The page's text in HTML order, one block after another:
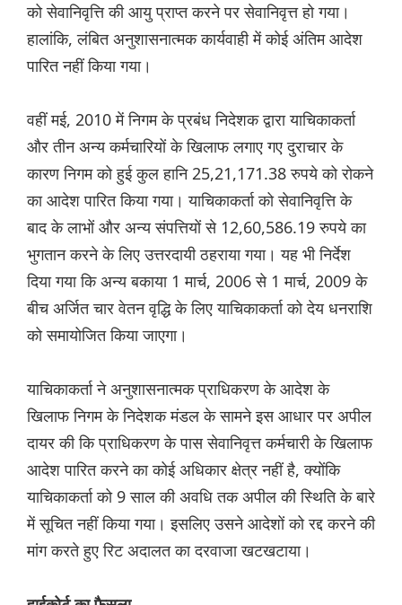
को सेवानिवृत्ति की आयु प्राप्त करने पर सेवानिवृत्त हो गया।
हालांकि, लंबित अनुशासनात्मक कार्यवाही में कोई अंतिम आदेश
पारित नहीं किया गया।
वहीं मई, 2010 में निगम के प्रबंध निदेशक द्वारा याचिकाकर्ता
और तीन अन्य कर्मचारियों के खिलाफ लगाए गए दुराचार के
कारण निगम को हुई कुल हानि 25,21,171.38 रुपये को रोकने
का आदेश पारित किया गया। याचिकाकर्ता को सेवानिवृत्ति के
बाद के लाभों और अन्य संपत्तियों से 12,60,586.19 रुपये का
भुगतान करने के लिए उत्तरदायी ठहराया गया। यह भी निर्देश
दिया गया कि अन्य बकाया 1 मार्च, 2006 से 1 मार्च, 2009 के
बीच अर्जित चार वेतन वृद्धि के लिए याचिकाकर्ता को देय धनराशि
को समायोजित किया जाएगा।
याचिकाकर्ता ने अनुशासनात्मक प्राधिकरण के आदेश के
खिलाफ निगम के निदेशक मंडल के सामने इस आधार पर अपील
दायर की कि प्राधिकरण के पास सेवानिवृत्त कर्मचारी के खिलाफ
आदेश पारित करने का कोई अधिकार क्षेत्र नहीं है, क्योंकि
याचिकाकर्ता को 9 साल की अवधि तक अपील की स्थिति के बारे
में सूचित नहीं किया गया। इसलिए उसने आदेशों को रद्द करने की
मांग करते हुए रिट अदालत का दरवाजा खटखटाया।